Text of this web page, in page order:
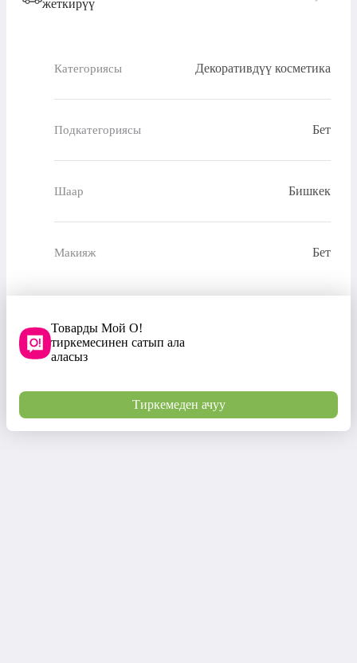
жеткирүү
Категориясы Декоративдүү косметика
Подкатегориясы Бет
Шаар Бишкек
Макияж Бет
Товарды Мой О!
тиркемесинен сатып ала
аласыз
Тиркемеден ачуу